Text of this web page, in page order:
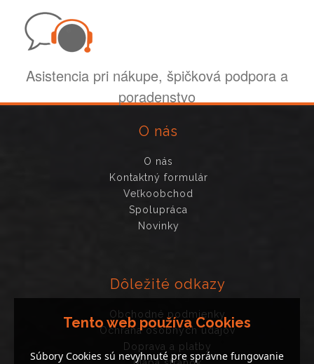
Asistencia pri nákupe, špičková podpora a
poradenstvo
O nás
O nás
Kontaktný formulár
Veľkoobchod
Spolupráca
Novinky
Dôležité odkazy
Obchodné podmienky
Ochrana osobných údajov
Doprava a platby
Tento web používa Cookies
Súbory Cookies sú nevyhnuté pre správne fungovanie